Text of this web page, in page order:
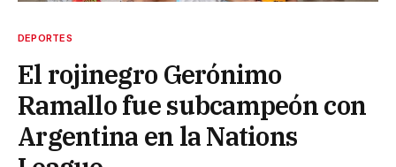
DEPORTES
El rojinegro Gerónimo
Ramallo fue subcampeón con
Argentina en la Nations